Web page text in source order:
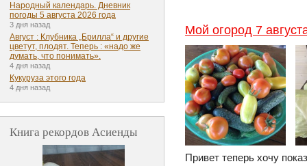
Мой огород 7
Привет теперь хочу
Народный календарь. Дневник
погоды 5 августа 2026 года
3 дня назад
Август : Клубника „Брилла“ и другие
цветут, плодят. Теперь : «надо же
думать, что понимать».
4 дня назад
Кукуруза этого года
4 дня назад
Книга рекордов Асиенды